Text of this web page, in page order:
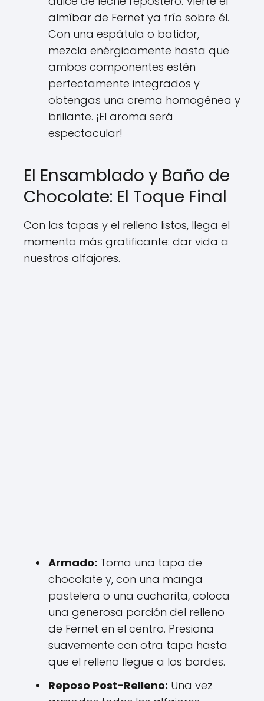
almíbar de Fernet ya frío sobre él.
Con una espátula o batidor,
mezcla enérgicamente hasta que
ambos componentes estén
perfectamente integrados y
obtengas una crema homogénea y
brillante. ¡El aroma será
espectacular!
El Ensamblado y Baño de
Chocolate: El Toque Final
Con las tapas y el relleno listos, llega el
momento más gratificante: dar vida a
nuestros alfajores.
Armado: Toma una tapa de
chocolate y, con una manga
pastelera o una cucharita, coloca
una generosa porción del relleno
de Fernet en el centro. Presiona
suavemente con otra tapa hasta
que el relleno llegue a los bordes.
Reposo Post-Relleno: Una vez